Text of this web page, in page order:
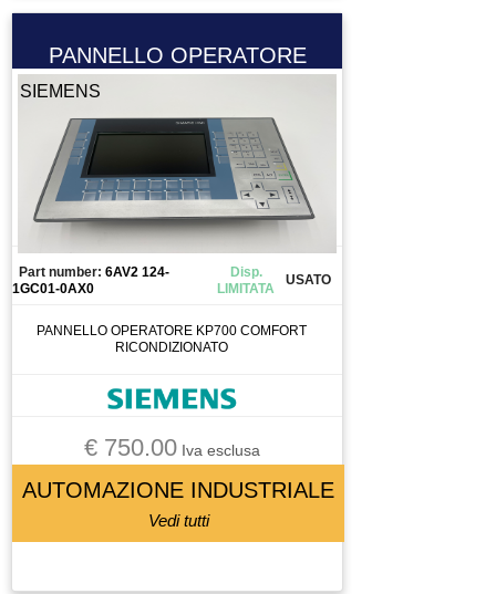
PROGRAMMATORE
PROLUNGA
PULEGGIA
PULSANTE
PULSANTIERA
QUADRO ELETTRICO
RACCODO
RACCORDO
RAVVIVATORE
REGOLATORE DI FLUSSO
REGOLATORE DI PRESSIONE
RELAY DI SICUREZZA
RESISTENZA DI FRENATURA
RICAMBIO
RIGA OTTICA
PANNELLO OPERATORE
SIEMENS
Part number: 6AV2 124-
1GC01-0AX0
Disp.
LIMITATA
USATO
PANNELLO OPERATORE KP700 COMFORT
RICONDIZIONATO
€ 750.00Iva esclusa
AUTOMAZIONE INDUSTRIALE
Vedi tutti